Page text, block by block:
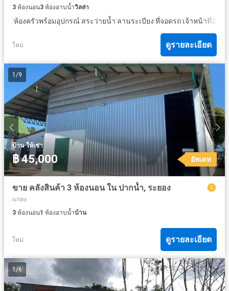
3 ห้องนอน3 ห้องอาบน้ำวิลล่า
·ห้องครัวพร้อมอุปกรณ์·สระว่ายน้ำ·ลานระเบียง·ที่จอดรถ·เจ้าหน้าที่อำน
ใหม่ ดูรายละเอียด
1 /9
บ้าน·ให้เช่า
฿ 45,000 อัพเดท
ขาย คลังสินค้า 3 ห้องนอน ใน ปากน้ำ, ระยอง
แกลง
3 ห้องนอน1 ห้องอาบน้ำบ้าน
ใหม่ ดูรายละเอียด
1 /6